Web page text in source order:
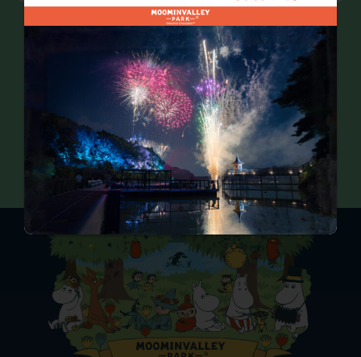
一覧へ戻る